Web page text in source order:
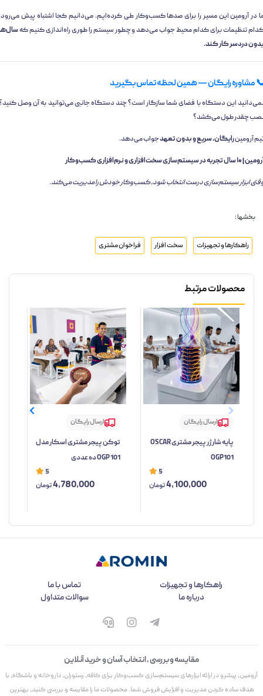
در آرومین این مسیر را برای صدها کسب‌وکار طی کرده‌ایم. می‌دانیم کجا اشتباه پیش می‌رود،
تنظیمات برای کدام محیط جواب می‌دهد و چطور سیستم را طوری راه‌اندازی کنیم کهسال‌ها
دردسر کار کند.
مشاوره رایگان — همین لحظه تماس بگیرید
این دستگاه با فضای شما سازگار است؟ چند دستگاه جانبی می‌توانید به آن وصل کنید؟
چقدر طول می‌کشد؟
آرومینرایگان، سریع و بدون تعهدجواب می‌دهد.
تجربه در سیستم‌سازی سخت‌افزاری و نرم‌افزاری کسب‌وکار
ابزار سیستم‌سازی درست انتخاب شود، کسب‌وکار خودش را مدیریت می‌کند.
بخشها :
راهکارها و تجهیزات سخت افزار فراخوان مشتری
محصولات مرتبط
ارسال رایگان
پایه شارژر پیجر مشتری OSCAR
OGP101
5
4,100,000 تومان
ارسال رایگان
توکن پیجر مشتری اسکار مدل
OGP 101 ده عددی
5
4,780,000 تومان
راهکارها و تجهیزات
تماس با ما
درباره ما
سوالات متداول
مقایسه و بررسی ، انتخاب آسان و خرید آنلاین
آرومین، پیشرو در ارائه ابزارهای سیستم‌سازی کسب‌وکار برای کافه، رستوران، داروخانه و باشگاه، با
هدف ساده کردن مدیریت و افزایش فروش شما. محصولات ما را مقایسه و بررسی کنید، بهترین